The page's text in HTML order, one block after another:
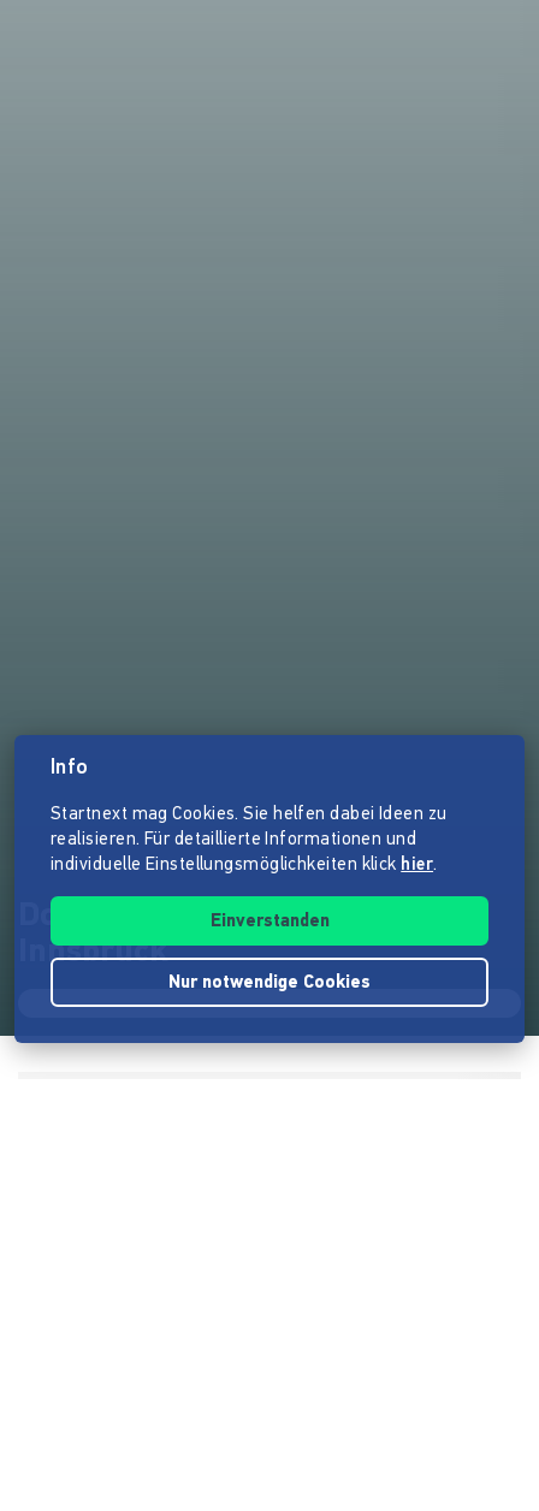
Dokumentarfilm: Wackeres
Innsbruck
Info
Startnext mag Cookies. Sie helfen dabei Ideen zu
realisieren. Für detaillierte Informationen und
individuelle Einstellungsmöglichkeiten klick hier.
Einverstanden
Nur notwendige Cookies